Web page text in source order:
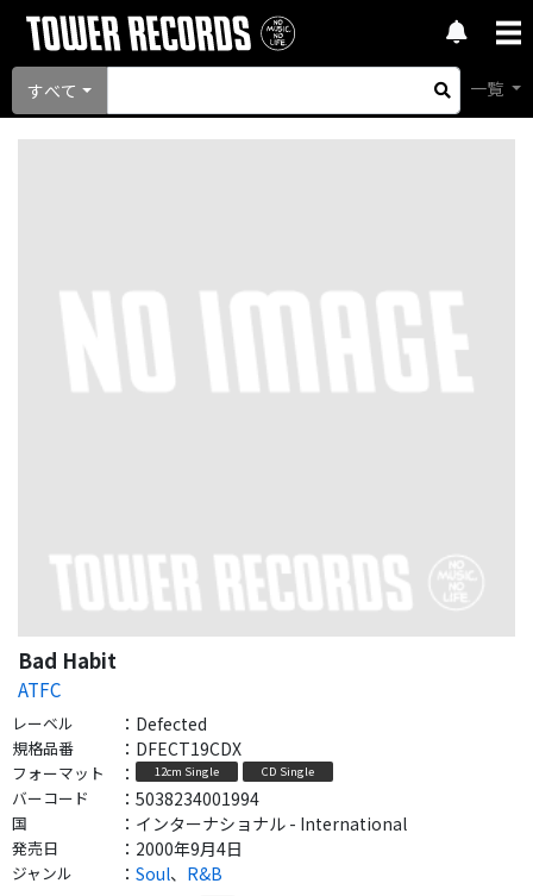
すべて 一覧
Bad Habit
ATFC
レーベル ： Defected
規格品番 ： DFECT19CDX
フォーマット ： 12cm Single CD Single
バーコード ： 5038234001994
国 ： インターナショナル - International
発売日 ： 2000年9月4日
ジャンル ： Soul、 R&B